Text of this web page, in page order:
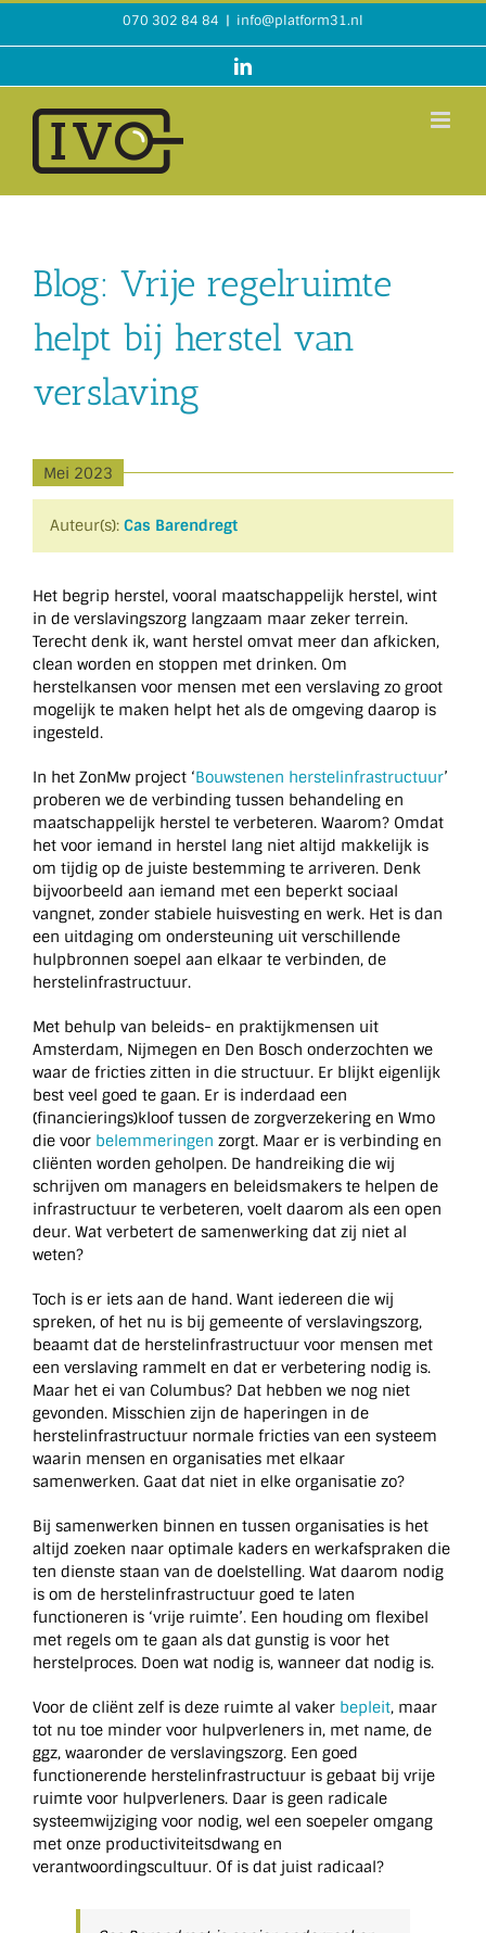
Ga
070 302 84 84 | info@platform31.nl
LinkedIn
Blog: Vrije regelruimte
helpt bij herstel van
verslaving
Mei 2023
Auteur(s): Cas Barendregt
Het begrip herstel, vooral maatschappelijk herstel, wint
in de verslavingszorg langzaam maar zeker terrein.
Terecht denk ik, want herstel omvat meer dan afkicken,
clean worden en stoppen met drinken. Om
herstelkansen voor mensen met een verslaving zo groot
mogelijk te maken helpt het als de omgeving daarop is
ingesteld.
In het ZonMw project ‘Bouwstenen herstelinfrastructuur’
proberen we de verbinding tussen behandeling en
maatschappelijk herstel te verbeteren. Waarom? Omdat
het voor iemand in herstel lang niet altijd makkelijk is
om tijdig op de juiste bestemming te arriveren. Denk
bijvoorbeeld aan iemand met een beperkt sociaal
vangnet, zonder stabiele huisvesting en werk. Het is dan
een uitdaging om ondersteuning uit verschillende
hulpbronnen soepel aan elkaar te verbinden, de
herstelinfrastructuur.
Met behulp van beleids- en praktijkmensen uit
Amsterdam, Nijmegen en Den Bosch onderzochten we
waar de fricties zitten in die structuur. Er blijkt eigenlijk
best veel goed te gaan. Er is inderdaad een
(financierings)kloof tussen de zorgverzekering en Wmo
die voor belemmeringen zorgt. Maar er is verbinding en
cliënten worden geholpen. De handreiking die wij
schrijven om managers en beleidsmakers te helpen de
infrastructuur te verbeteren, voelt daarom als een open
deur. Wat verbetert de samenwerking dat zij niet al
weten?
Toch is er iets aan de hand. Want iedereen die wij
spreken, of het nu is bij gemeente of verslavingszorg,
beaamt dat de herstelinfrastructuur voor mensen met
een verslaving rammelt en dat er verbetering nodig is.
Maar het ei van Columbus? Dat hebben we nog niet
gevonden. Misschien zijn de haperingen in de
herstelinfrastructuur normale fricties van een systeem
waarin mensen en organisaties met elkaar
samenwerken. Gaat dat niet in elke organisatie zo?
Bij samenwerken binnen en tussen organisaties is het
altijd zoeken naar optimale kaders en werkafspraken die
ten dienste staan van de doelstelling. Wat daarom nodig
is om de herstelinfrastructuur goed te laten
functioneren is ‘vrije ruimte’. Een houding om flexibel
met regels om te gaan als dat gunstig is voor het
herstelproces. Doen wat nodig is, wanneer dat nodig is.
Voor de cliënt zelf is deze ruimte al vaker bepleit, maar
tot nu toe minder voor hulpverleners in, met name, de
ggz, waaronder de verslavingszorg. Een goed
functionerende herstelinfrastructuur is gebaat bij vrije
ruimte voor hulpverleners. Daar is geen radicale
systeemwijziging voor nodig, wel een soepeler omgang
met onze productiviteitsdwang en
verantwoordingscultuur. Of is dat juist radicaal?